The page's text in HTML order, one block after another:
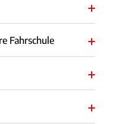
Fahrschule